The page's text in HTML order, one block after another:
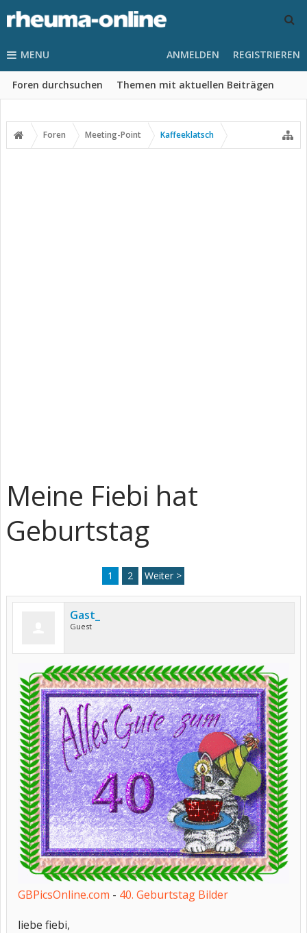
MENU
Foren durchsuchen Themen mit aktuellen Beiträgen
ANMELDEN REGISTRIEREN
Foren Meeting-Point Kaffeeklatsch
Meine Fiebi hat
Geburtstag
1 2 Weiter >
Gast_
Guest
GBPicsOnline.com - 40. Geburtstag Bilder
liebe fiebi,